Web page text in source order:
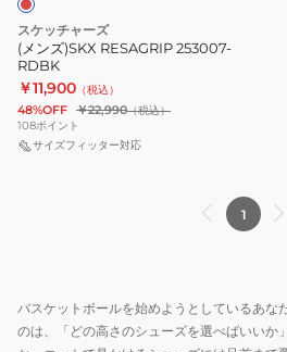
スケッチャーズ
(メンズ)SKX RESAGRIP 253007-
RDBK
￥11,900 （税込）
48%OFF ￥22,990（税込）
108ポイント
サイズフィッター対応
1
バスケットボールを始めようとしているあな
のは、「どの高さのシューズを選べばいいか